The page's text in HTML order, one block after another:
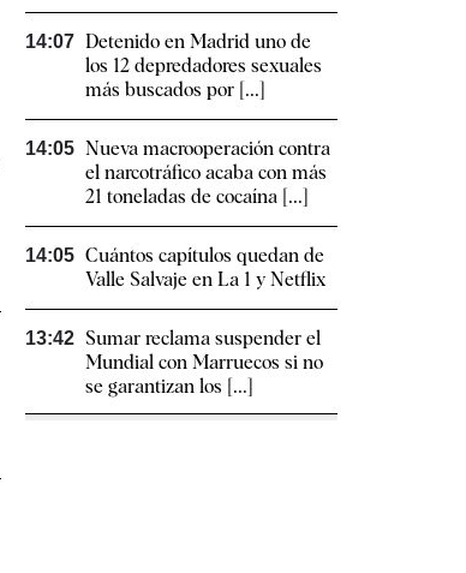
14:07 Detenido en Madrid uno de
los 12 depredadores sexuales
más buscados por [...]
14:05 Nueva macrooperación contra
el narcotráfico acaba con más
21 toneladas de cocaína [...]
14:05 Cuántos capítulos quedan de
Valle Salvaje en La 1 y Netflix
13:42 Sumar reclama suspender el
Mundial con Marruecos si no
se garantizan los [...]